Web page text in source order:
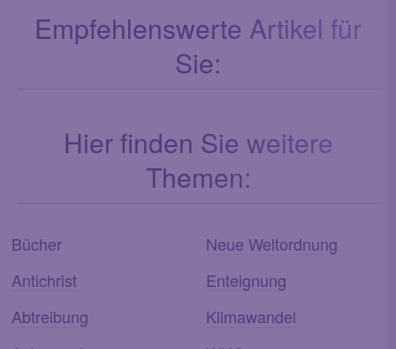
Empfehlenswerte Artikel für
Sie:
Hier finden Sie weitere
Themen:
Bücher
Antichrist
Abtreibung
Neue Weltordnung
Enteignung
Klimawandel